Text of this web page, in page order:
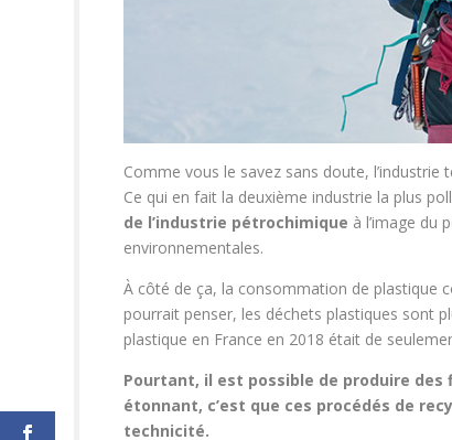
Comme vous le savez sans doute,
Ce qui en fait la deuxième industrie la plus
de l’industrie pétrochimique à l’image du
environnementales.
À côté de ça, la consommation de plastique
pourrait penser, les déchets plastiques sont
plastique en France en 2018 était de
Pourtant, il est possible de produire
étonnant, c’est que ces procédés de
technicité.